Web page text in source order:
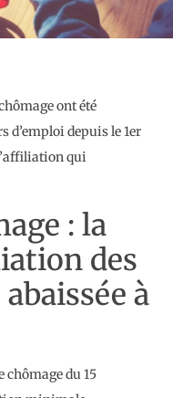
ont été
d’emploi depuis le 1er
qui
: la
des
à
chômage du 15